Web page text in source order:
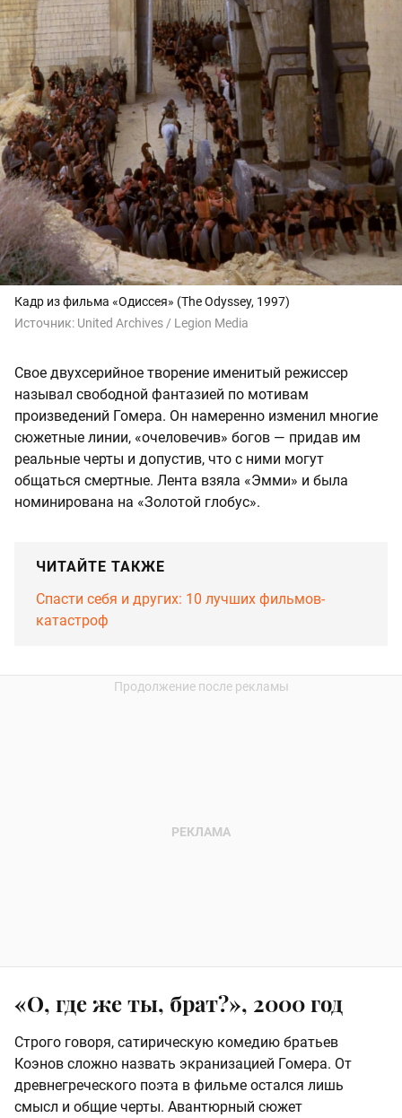
Кадр из фильма «Одиссея» (The Odyssey, 1997)
Источник: United Archives / Legion Media
Свое двухсерийное творение именитый режиссер
называл свободной фантазией по мотивам
произведений Гомера. Он намеренно изменил многие
сюжетные линии, «очеловечив» богов — придав им
реальные черты и допустив, что с ними могут
общаться смертные. Лента взяла «Эмми» и была
номинирована на «Золотой глобус».
ЧИТАЙТЕ ТАКЖЕ
Спасти себя и других: 10 лучших фильмов-
катастроф
«О, где же ты, брат?», 2000 год
Строго говоря, сатирическую комедию братьев
Коэнов сложно назвать экранизацией Гомера. От
древнегреческого поэта в фильме остался лишь
смысл и общие черты. Авантюрный сюжет